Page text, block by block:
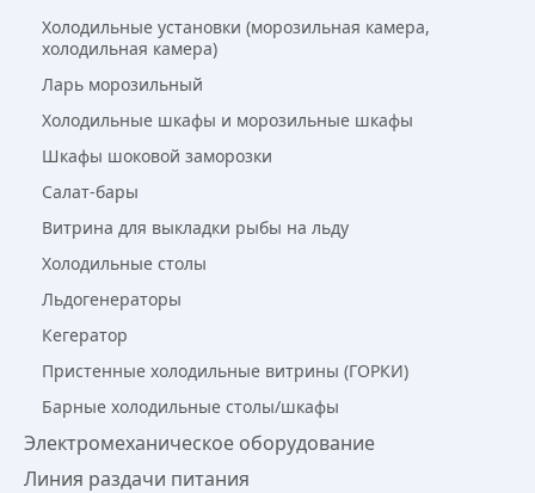
Холодильные установки (морозильная камера,
холодильная камера)
Ларь морозильный
Холодильные шкафы и морозильные шкафы
Шкафы шоковой заморозки
Салат-бары
Витрина для выкладки рыбы на льду
Холодильные столы
Льдогенераторы
Кегератор
Пристенные холодильные витрины (ГОРКИ)
Барные холодильные столы/шкафы
Электромеханическое оборудование
Линия раздачи питания